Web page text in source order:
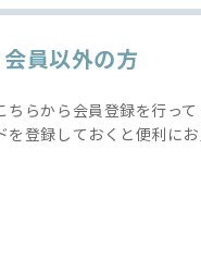
員以外の方
らから会員登録を行って
登録しておくと便利に